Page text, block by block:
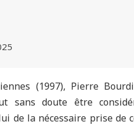
(1997), Pierre
sans doute être
de la nécessaire prise de